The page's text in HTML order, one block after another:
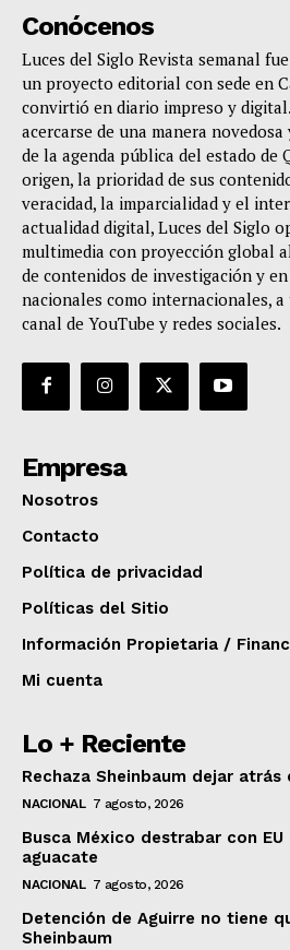
Conócenos
Luces del Siglo Revista semanal
un proyecto editorial con sede en
convirtió en diario impreso y
acercarse de una manera
de la agenda pública del estado de
origen, la prioridad de sus
veracidad, la imparcialidad y el
actualidad digital, Luces del Siglo
multimedia con proyección global
de contenidos de investigación y
nacionales como internacionales,
canal de YouTube y redes sociales.
Empresa
Nosotros
Contacto
Política de privacidad
Políticas del Sitio
Información Propietaria /
Mi cuenta
Lo + Reciente
Rechaza Sheinbaum dejar atrás
NACIONAL 7 agosto, 2026
Busca México destrabar con
aguacate
NACIONAL 7 agosto, 2026
Detención de Aguirre no tiene
Sheinbaum